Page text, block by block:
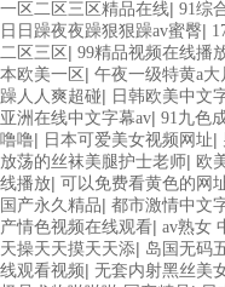
一区二区三区精品在线| 91综
日日躁夜夜躁狠狠躁av蜜臀|
二区三区 | 99精品视频在线播
本欧美一区 | 午夜一级特黄a
躁人人爽超碰| 日韩欧美中文
亚洲在线中文字幕av| 91九色
噜噜| 日本可爱美女视频网址|
放荡的丝袜美腿护士老师| 欧
线播放| 可以免费看黄色的网
国产永久精品| 都市激情中文
产情色视频在线观看| av熟女
天操天天摸天天添| 岛国无码
线观看视频| 无套内射黑丝美